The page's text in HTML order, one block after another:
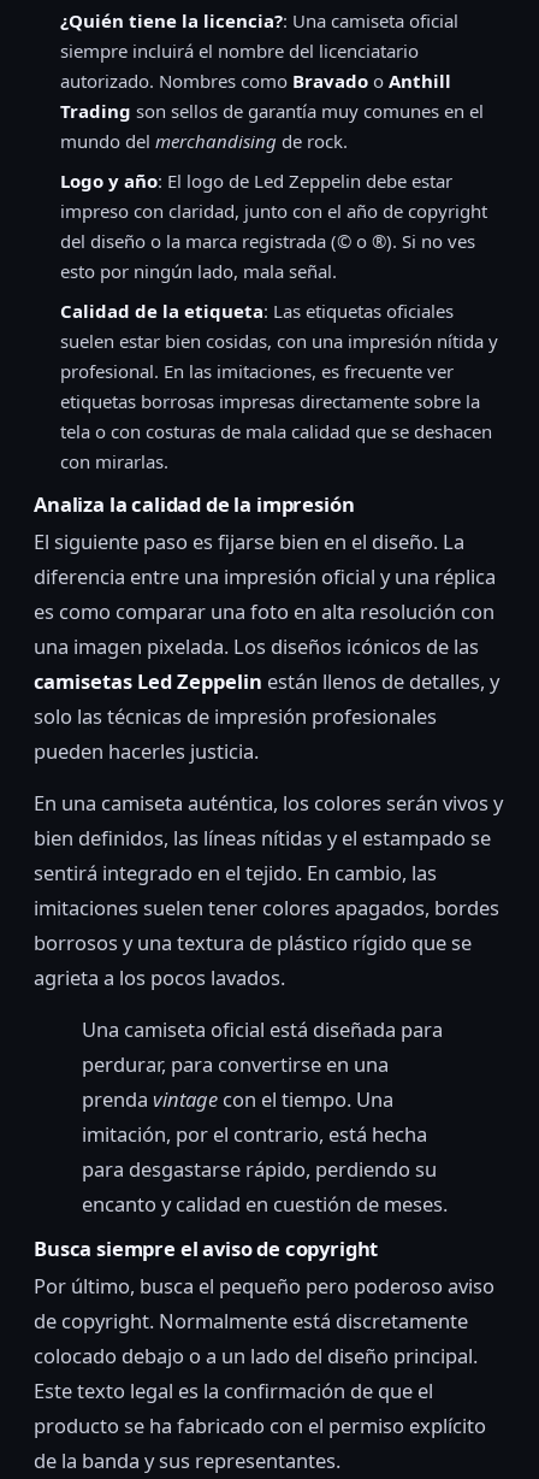
¿Quién tiene la licencia?: Una camiseta oficial
siempre incluirá el nombre del licenciatario
autorizado. Nombres como Bravado o Anthill
Trading son sellos de garantía muy comunes en el
mundo del merchandising de rock.
Logo y año: El logo de Led Zeppelin debe estar
impreso con claridad, junto con el año de copyright
del diseño o la marca registrada (© o ®). Si no ves
esto por ningún lado, mala señal.
Calidad de la etiqueta: Las etiquetas oficiales
suelen estar bien cosidas, con una impresión nítida y
profesional. En las imitaciones, es frecuente ver
etiquetas borrosas impresas directamente sobre la
tela o con costuras de mala calidad que se deshacen
con mirarlas.
Analiza la calidad de la impresión
El siguiente paso es fijarse bien en el diseño. La
diferencia entre una impresión oficial y una réplica
es como comparar una foto en alta resolución con
una imagen pixelada. Los diseños icónicos de las
camisetas Led Zeppelin están llenos de detalles, y
solo las técnicas de impresión profesionales
pueden hacerles justicia.
En una camiseta auténtica, los colores serán vivos y
bien definidos, las líneas nítidas y el estampado se
sentirá integrado en el tejido. En cambio, las
imitaciones suelen tener colores apagados, bordes
borrosos y una textura de plástico rígido que se
agrieta a los pocos lavados.
Una camiseta oficial está diseñada para
perdurar, para convertirse en una
prenda vintage con el tiempo. Una
imitación, por el contrario, está hecha
para desgastarse rápido, perdiendo su
encanto y calidad en cuestión de meses.
Busca siempre el aviso de copyright
Por último, busca el pequeño pero poderoso aviso
de copyright. Normalmente está discretamente
colocado debajo o a un lado del diseño principal.
Este texto legal es la confirmación de que el
producto se ha fabricado con el permiso explícito
de la banda y sus representantes.